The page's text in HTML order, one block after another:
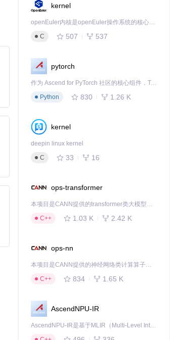
kernel
openEuler内核是openEuler操作系统的核心，既是系统性能与稳定性的基石，也是连接处理器、设备与服务的桥梁。
C
507 537
pytorch
作为 Ascend for PyTorch 社区的核心组件，TorchNPU 是昇腾专为 PyTorch 打造的深度学习适配插件，使 PyTorch 框架能够直接调用昇腾 NPU，为开发者提供昇腾 AI 处理器的超强算力。
Python
830 1.26 K
kernel
deepin linux kernel
C
33 16
ops-transformer
本项目是CANN提供的transformer类大模型算子库，实现网络在NPU上加速计算。
C++
1.03 K 2.42 K
ops-nn
本项目是CANN提供的神经网络类计算算子库，实现网络在NPU上加速计算。
C++
834 1.65 K
AscendNPU-IR
AscendNPU-IR是基于MLIR（Multi-Level Intermediate Representation）构建的，面向昇腾亲和算子编译时使用的中间表示，提供昇腾完备表达能力，通过编译优化提升昇腾AI处理器计算效率，支持通过生态框架使能昇腾AI处理器与深度调优